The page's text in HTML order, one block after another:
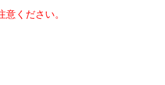
ください。